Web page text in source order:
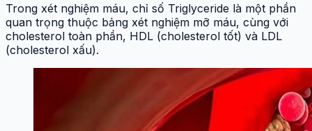
Trong xét nghiệm máu, chỉ số Triglyceride là một phần
quan trọng thuộc bảng xét nghiệm mỡ máu, cùng với
cholesterol toàn phần, HDL (cholesterol tốt) và LDL
(cholesterol xấu).